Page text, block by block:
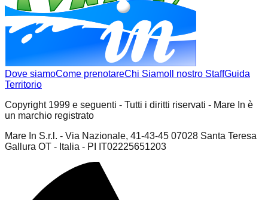
Dove siamoCome prenotareChi Siamo Il nostro StaffGuida
Territorio
Copyright 1999 e seguenti - Tutti i diritti riservati - Mare In è
un marchio registrato
Mare In S.r.l. - Via Nazionale, 41-43-45 07028 Santa Teresa
Gallura OT - Italia - PI IT02225651203